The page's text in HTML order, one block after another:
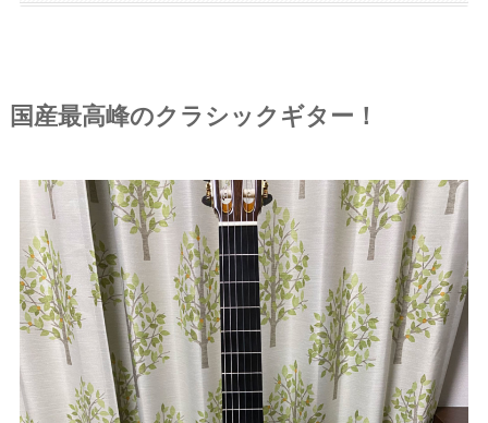
国産最高峰のクラシックギター！